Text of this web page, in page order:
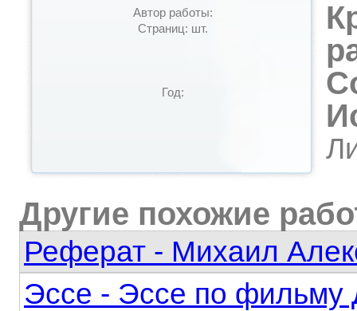
Автор работы:
Страниц: шт.
Год:
Другие похожие
Реферат - Михаил
Эссе - Эссе по фильму